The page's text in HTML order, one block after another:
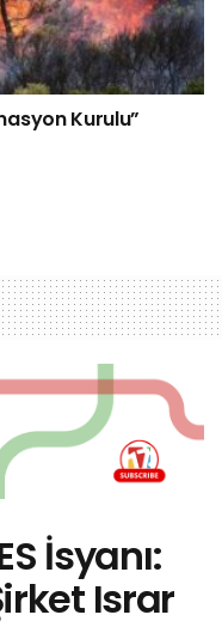
Kurulu”
İsyanı:
Israr